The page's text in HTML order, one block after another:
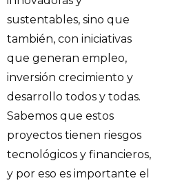
sustentables, sino que
también, con iniciativas
que generan empleo,
inversión crecimiento y
desarrollo todos y todas.
Sabemos que estos
proyectos tienen riesgos
tecnológicos y financieros,
y por eso es importante el